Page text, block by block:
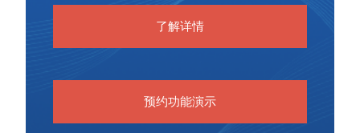
了解详情
预约功能演示